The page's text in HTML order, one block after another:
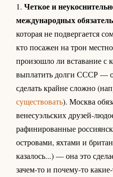
1. Четкое и
международных
которая не подвергается
кто посажен на трон
произошло ли вставание с
выплатить долги СССР —
сделать крайне сложно
существовать). Москва
венесуэльских друзей-
рафинированные
островами, яхтами и
казалось...) — она это
зачем-то и почему-то